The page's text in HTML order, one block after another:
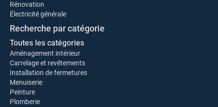
Rénovation
Électricité générale
Recherche par catégorie
Toutes les catégories
Aménagement intérieur
Carrelage et revêtements
Installation de fermetures
Menuiserie
Peinture
Plomberie